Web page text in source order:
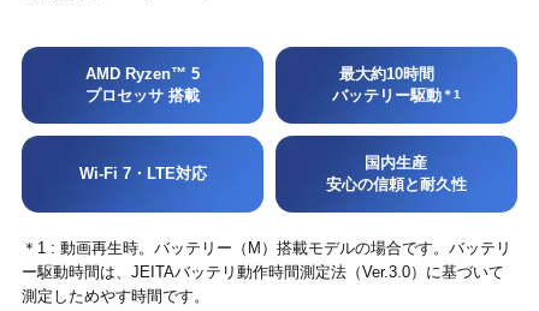
AMD Ryzen™ 5
プロセッサ 搭載
最大約10時間
バッテリー駆動＊1
Wi-Fi 7・LTE対応
国内生産
安心の信頼と耐久性
＊1 : 動画再生時。バッテリー（M）搭載モデルの場合です。バッテリ
ー駆動時間は、JEITAバッテリ動作時間測定法（Ver.3.0）に基づいて
測定しためやす時間です。